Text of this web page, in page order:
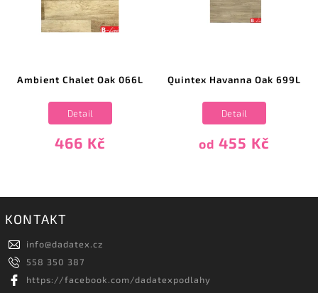
Ambient Chalet Oak 066L
466 Kč
Detail
Quintex Havanna Oak 699L
od 455 Kč
Detail
KONTAKT
info@dadatex.cz
558 350 387
https://facebook.com/dadatexpodlahy